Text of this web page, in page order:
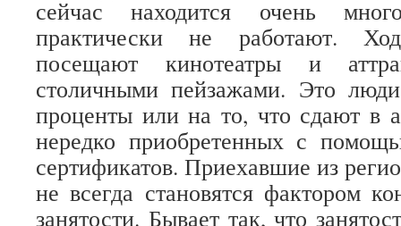
сейчас находится очень
практически не работают.
посещают кинотеатры и
столичными пейзажами. Это
проценты или на то, что сдают в
нередко приобретенных с
сертификатов. Приехавшие из
не всегда становятся фактором
занятости. Бывает так, что